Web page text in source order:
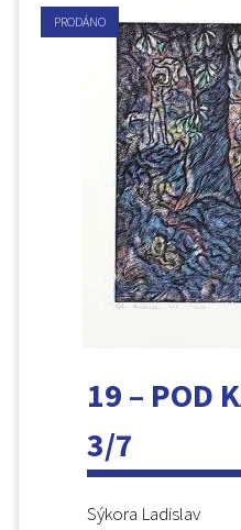
PRODÁNO
19 – POD
3/7
Sýkora Ladislav